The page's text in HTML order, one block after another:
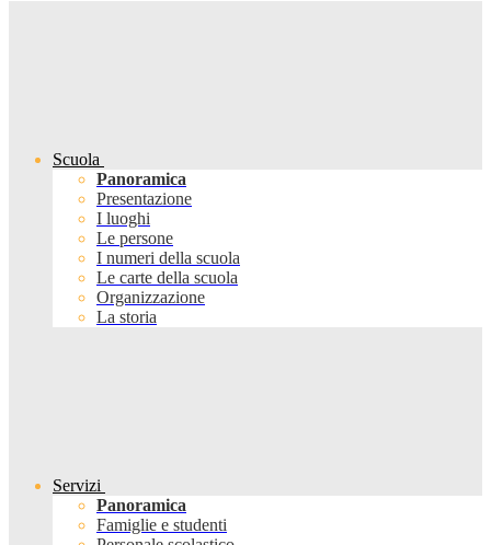
Scuola
Panoramica
Presentazione
I luoghi
Le persone
I numeri della scuola
Le carte della scuola
Organizzazione
La storia
Servizi
Panoramica
Famiglie e studenti